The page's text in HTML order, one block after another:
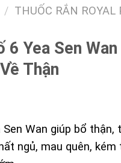
/ THUỐC RẮN ROYAL
6 Yea Sen
Thận
Wan giúp bổ thận,
ngủ, mau quên, kém